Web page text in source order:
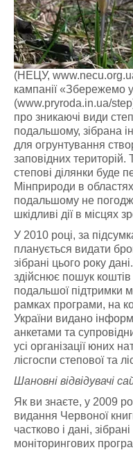
(НЕЦУ,
кампанії «Збережемо
(www.pryroda.in.ua/
про зникаючі види
подальшому, зібрана
для огрунтування
заповідних територій.
степові ділянки буде
Мінприроди в
подальшому не
шкідливі дії в місцях
У 2010 році, за
планується видати
зібрані цього року
здійснює пошук
подальшої підтримки
рамках програми, на
України видано
анкетами та
усі організації юних
лісгоспи степової та
Шановні відвідувачі
Як ви знаєте, у 2009
видання Червоної
частково і дані,
моніторингових